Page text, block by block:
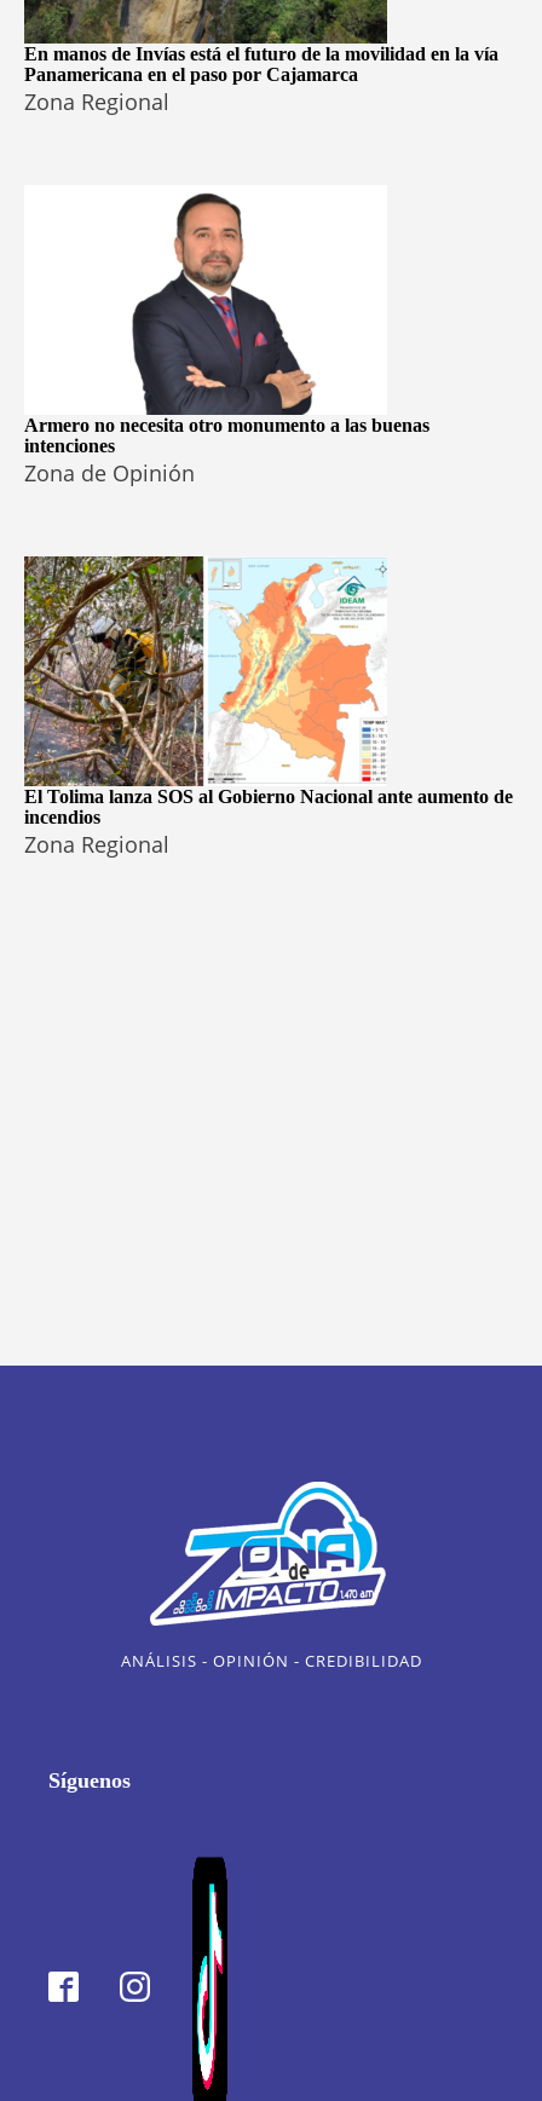
En manos de Invías está el futuro de la movilidad en la vía
Panamericana en el paso por Cajamarca
Zona Regional
Armero no necesita otro monumento a las buenas
intenciones
Zona de Opinión
El Tolima lanza SOS al Gobierno Nacional ante aumento de
incendios
Zona Regional
ANÁLISIS - OPINIÓN - CREDIBILIDAD
Síguenos